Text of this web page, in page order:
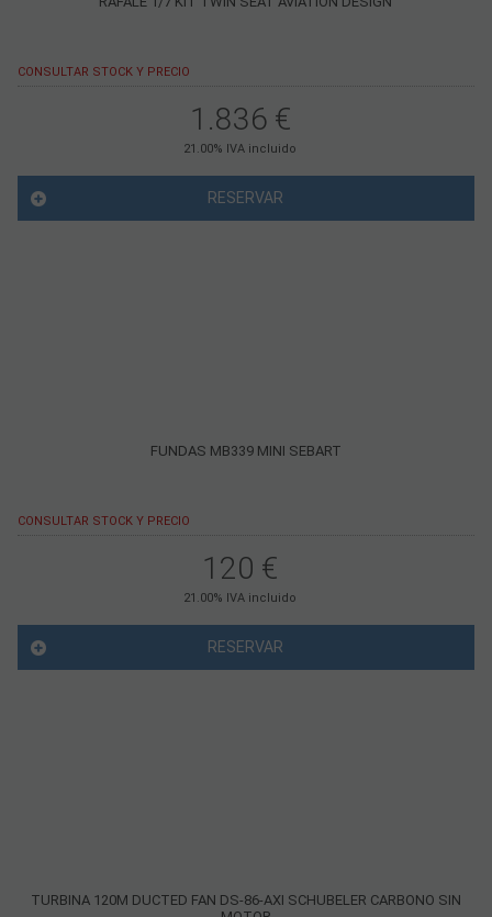
CONSULTAR STOCK Y PRECIO
1.836 €
21.00% IVA incluido
RESERVAR
FUNDAS MB339 MINI SEBART
CONSULTAR STOCK Y PRECIO
120 €
21.00% IVA incluido
RESERVAR
TURBINA 120M DUCTED FAN DS-86-AXI SCHUBELER CARBONO SIN